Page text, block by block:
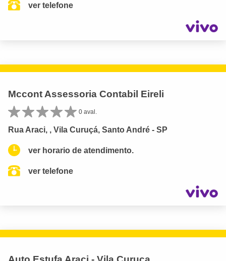
ver telefone
Mccont Assessoria Contabil Eireli
0 aval.
Rua Araci, , Vila Curuçá, Santo André - SP
ver horario de atendimento.
ver telefone